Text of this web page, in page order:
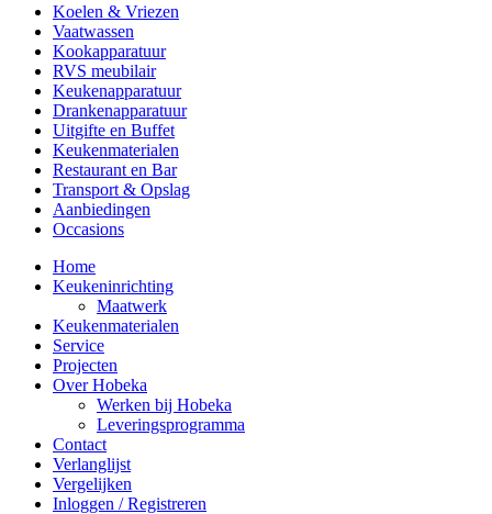
Koelen & Vriezen
Vaatwassen
Kookapparatuur
RVS meubilair
Keukenapparatuur
Drankenapparatuur
Uitgifte en Buffet
Keukenmaterialen
Restaurant en Bar
Transport & Opslag
Aanbiedingen
Occasions
Home
Keukeninrichting
Maatwerk
Keukenmaterialen
Service
Projecten
Over Hobeka
Werken bij Hobeka
Leveringsprogramma
Contact
Verlanglijst
Vergelijken
Inloggen / Registreren